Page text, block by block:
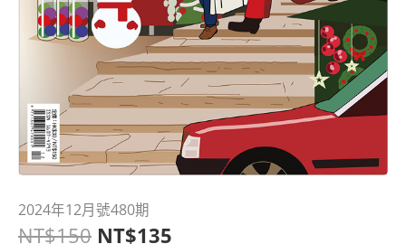
2024年12月號480期
NT$150
原
始
NT$135
2024
年